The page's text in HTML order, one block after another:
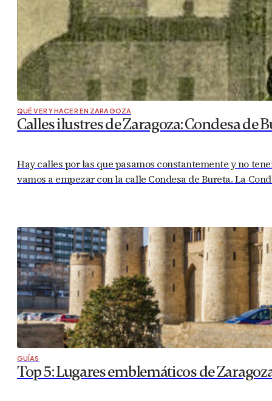
QUÉ VER Y HACER EN ZARAGOZA
Calles ilustres de Zaragoza: Condesa de
Hay calles por las que pasamos constantemente y no
vamos a empezar con la calle Condesa de Bureta. La
GUÍAS
Top 5: Lugares emblemáticos de